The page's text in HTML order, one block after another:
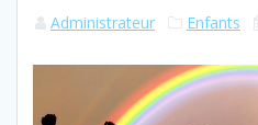
Administrateur Enfants